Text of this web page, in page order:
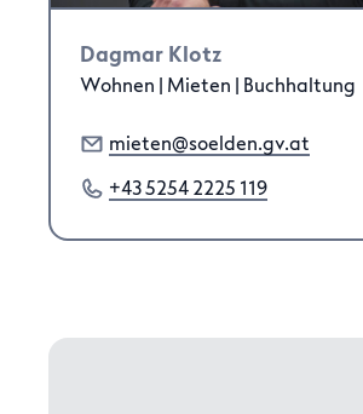
Dagmar Klotz
Wohnen | Mieten | Buchhaltung
mieten@soelden.gv.at
+43 5254 2225 119